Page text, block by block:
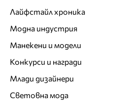
Лайфстайл хроника
Модна индустрия
Манекени и модели
Конкурси и награди
Млади дизайнери
Световна мода